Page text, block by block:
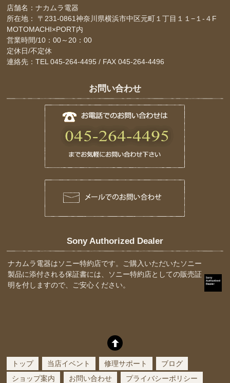
店舗名：ナカムラ電器
所在地： 〒231-0861神奈川県横浜市中区元町１丁目１１−１-４F
MOTOMACHI×PORT内
営業時間/10：00～20：00
定休日/不定休
連絡先：TEL 045-264-4495 / FAX 045-264-4496
お問い合わせ
Sony Authorized Dealer
ナカムラ電器はソニー特約店です。ご購入いただいたソニー
製品に添付される保証書には、ソニー特約店としての販売証
明を付しますので、ご安心ください。
トップ 当店イベント 修理サポート
ブログ
ショップ案内
お問い合わせ プライバシーポリシー